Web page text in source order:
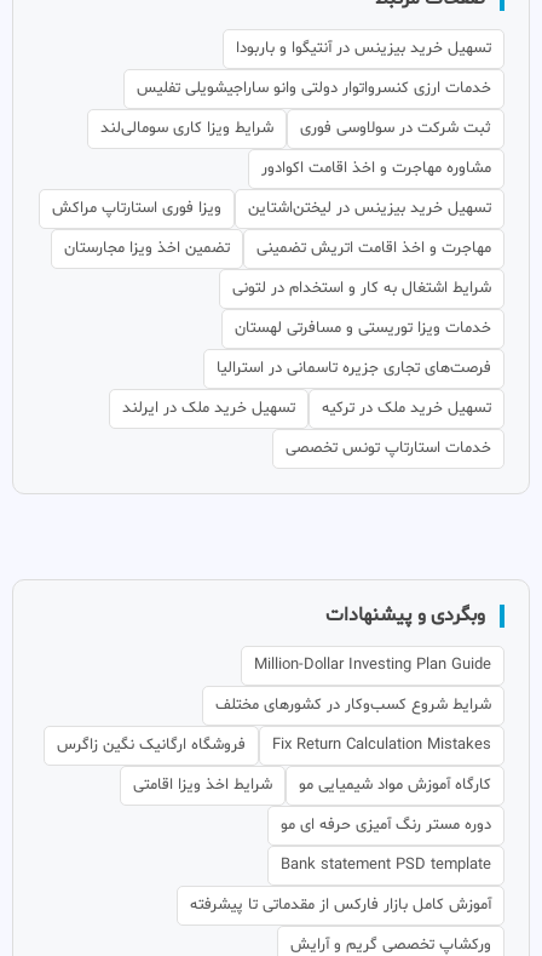
تسهیل خرید بیزینس در آنتیگوا و باربودا
خدمات ارزی کنسرواتوار دولتی وانو ساراجیشویلی تفلیس
ثبت شرکت در سولاوسی فوری
شرایط ویزا کاری سومالی‌لند
مشاوره مهاجرت و اخذ اقامت اکوادور
تسهیل خرید بیزینس در لیختن‌اشتاین
ویزا فوری استارتاپ مراکش
مهاجرت و اخذ اقامت اتریش تضمینی
تضمین اخذ ویزا مجارستان
شرایط اشتغال به کار و استخدام در لتونی
خدمات ویزا توریستی و مسافرتی لهستان
فرصت‌های تجاری جزیره تاسمانی در استرالیا
تسهیل خرید ملک در ترکیه
تسهیل خرید ملک در ایرلند
خدمات استارتاپ تونس تخصصی
وبگردی و پیشنهادات
Million-Dollar Investing Plan Guide
شرایط شروع کسب‌وکار در کشورهای مختلف
Fix Return Calculation Mistakes
فروشگاه ارگانیک نگین زاگرس
کارگاه آموزش مواد شیمیایی مو
شرایط اخذ ویزا اقامتی
دوره مستر رنگ آمیزی حرفه ای مو
Bank statement PSD template
آموزش کامل بازار فارکس از مقدماتی تا پیشرفته
ورکشاپ تخصصی گریم و آرایش